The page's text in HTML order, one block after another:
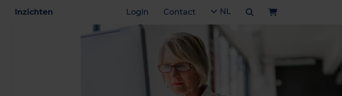
Inzichten Login Contact NL